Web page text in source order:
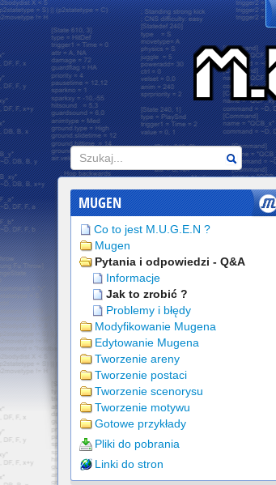
Szukaj
MUGEN
Co to jest M.U.G.E.N ?
Mugen
Pytania i odpowiedzi - Q&A
Informacje
Jak to zrobić ?
Problemy i błędy
Modyfikowanie Mugena
Edytowanie Mugena
Tworzenie areny
Tworzenie postaci
Tworzenie scenorysu
Tworzenie motywu
Gotowe przykłady
Pliki do pobrania
Linki do stron